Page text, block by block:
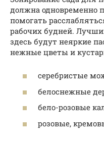
должна одновременно
помогать
рабочих будней.
здесь будут неяркие
нежные цветы и
серебристые
белоснежные
бело-розовые
розовые,